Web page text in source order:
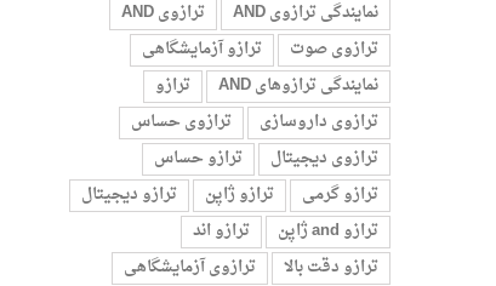
نمایندگی ترازوی AND
ترازوی AND
ترازوی صوت
ترازو آزمایشگاهی
نمایندگی ترازوهای AND
ترازو
ترازوی داروسازی
ترازوی حساس
ترازوی دیجیتال
ترازو حساس
ترازو گرمی
ترازو ژاپن
ترازو دیجیتال
ترازو and ژاپن
ترازو اند
ترازو دقت بالا
ترازوی آزمایشگاهی